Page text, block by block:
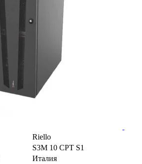
Riello
S3M 10 CPT S1
Италия